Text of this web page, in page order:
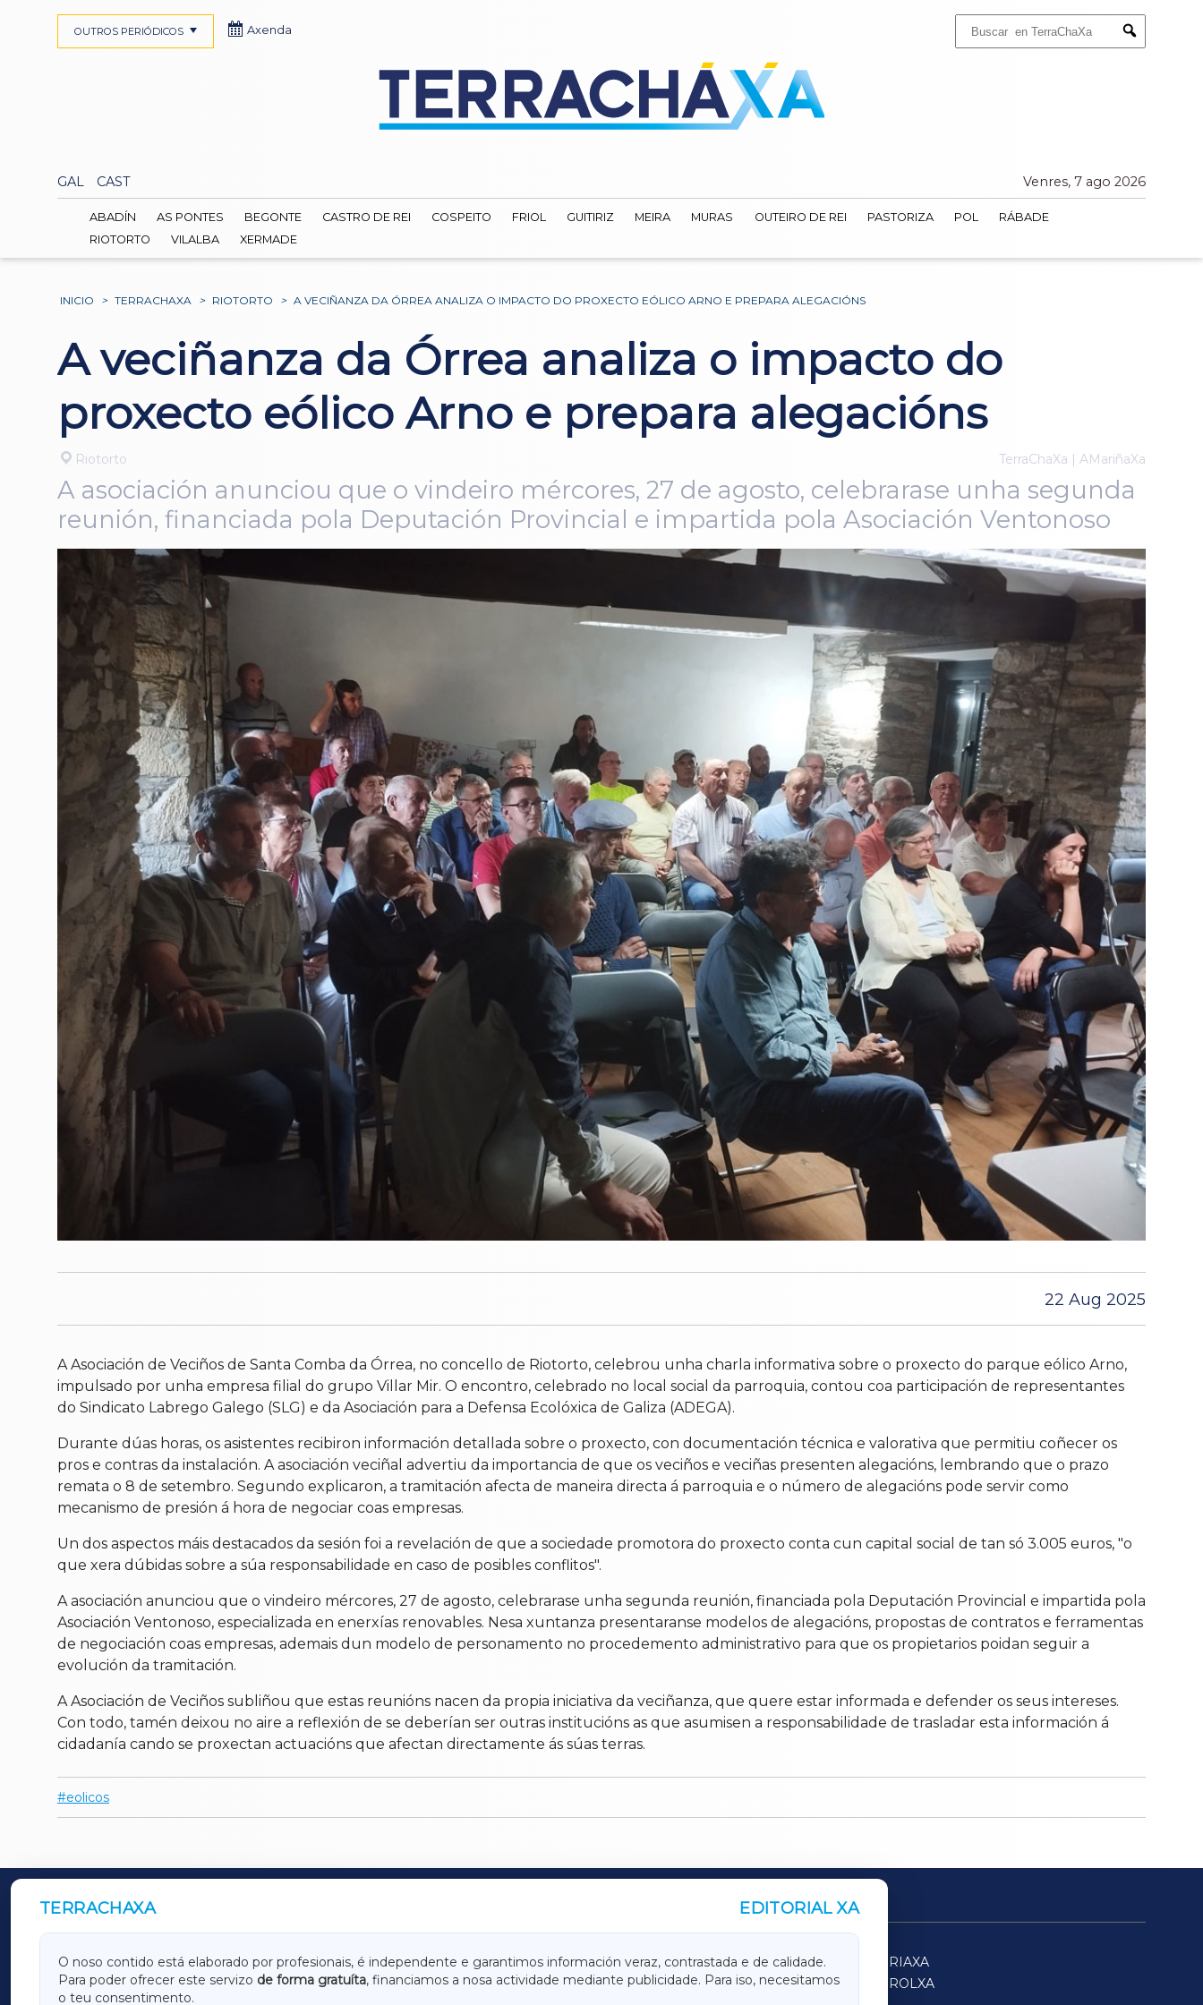
Submit
GAL CAST Venres, 7 ago 2026
OUTROS PERIÓDICOS Axenda
ABADÍN AS PONTES BEGONTE CASTRO DE REI COSPEITO FRIOL GUITIRIZ MEIRA MURAS OUTEIRO DE REI PASTORIZA POL
RÁBADE
RIOTORTO
VILALBA XERMADE
INICIO > TERRACHAXA > RIOTORTO > A VECIÑANZA DA ÓRREA ANALIZA O IMPACTO DO PROXECTO EÓLICO ARNO E PREPARA ALEGACIÓNS
A veciñanza da Órrea analiza o impacto do
proxecto eólico Arno e prepara alegacións
Riotorto TerraChaXa | AMariñaXa
A asociación anunciou que o vindeiro mércores, 27 de agosto, celebrarase unha segunda
reunión, financiada pola Deputación Provincial e impartida pola Asociación Ventonoso
22 Aug 2025
A Asociación de Veciños de Santa Comba da Órrea, no concello de Riotorto, celebrou unha charla informativa sobre o proxecto do parque eólico Arno,
impulsado por unha empresa filial do grupo Villar Mir. O encontro, celebrado no local social da parroquia, contou coa participación de representantes
do Sindicato Labrego Galego (SLG) e da Asociación para a Defensa Ecolóxica de Galiza (ADEGA).
Durante dúas horas, os asistentes recibiron información detallada sobre o proxecto, con documentación técnica e valorativa que permitiu coñecer os
pros e contras da instalación. A asociación veciñal advertiu da importancia de que os veciños e veciñas presenten alegacións, lembrando que o prazo
remata o 8 de setembro. Segundo explicaron, a tramitación afecta de maneira directa á parroquia e o número de alegacións pode servir como
mecanismo de presión á hora de negociar coas empresas.
Un dos aspectos máis destacados da sesión foi a revelación de que a sociedade promotora do proxecto conta cun capital social de tan só 3.005 euros, "o
que xera dúbidas sobre a súa responsabilidade en caso de posibles conflitos".
A asociación anunciou que o vindeiro mércores, 27 de agosto, celebrarase unha segunda reunión, financiada pola Deputación Provincial e impartida pola
Asociación Ventonoso, especializada en enerxías renovables. Nesa xuntanza presentaranse modelos de alegacións, propostas de contratos e ferramentas
de negociación coas empresas, ademais dun modelo de personamento no procedemento administrativo para que os propietarios poidan seguir a
evolución da tramitación.
A Asociación de Veciños subliñou que estas reunións nacen da propia iniciativa da veciñanza, que quere estar informada e defender os seus intereses.
Con todo, tamén deixou no aire a reflexión de se deberían ser outras institucións as que asumisen a responsabilidade de trasladar esta información á
cidadanía cando se proxectan actuacións que afectan directamente ás súas terras.
eolicos
TERRACHAXA EDITORIAL XA
O noso contido está elaborado por profesionais, é independente e garantimos información veraz, contrastada e de calidade.
Para poder ofrecer este servizo de forma gratuíta, financiamos a nosa actividade mediante publicidade. Para iso, necesitamos
o teu consentimento.
OUTROS PERIÓDICOS
GALICIAXA LUGOXA TERRACHAXA
SARRIAXA
AMARIÑAXA
RIBEIRASACRAXA ACORUÑAXA
FERROLXA